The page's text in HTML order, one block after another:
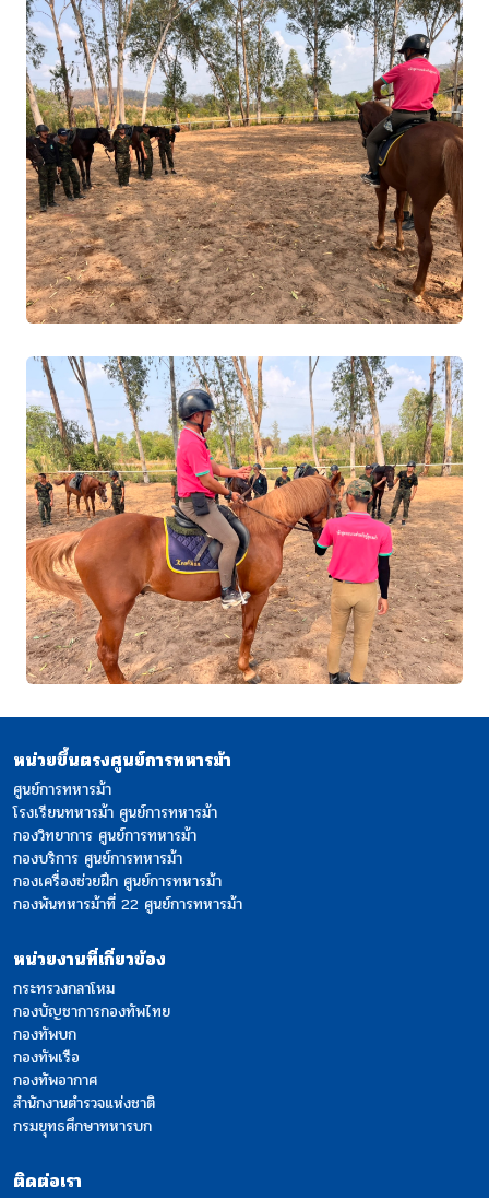
หน่วยขึ้นตรงศูนย์การทหารม้า
ศูนย์การทหารม้า
โรงเรียนทหารม้า ศูนย์การทหารม้า
กองวิทยาการ ศูนย์การทหารม้า
กองบริการ ศูนย์การทหารม้า
กองเครื่องช่วยฝึก ศูนย์การทหารม้า
กองพันทหารม้าที่ 22 ศูนย์การทหารม้า
หน่วยงานที่เกี่ยวข้อง
กระทรวงกลาโหม
กองบัญชาการกองทัพไทย
กองทัพบก
กองทัพเรือ
กองทัพอากาศ
สำนักงานตำรวจแห่งชาติ
กรมยุทธศึกษาทหารบก
ติดต่อเรา